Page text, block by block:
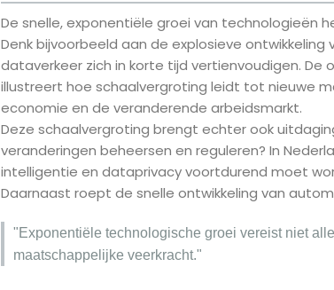
De snelle, exponentiële groei van technologieën
Denk bijvoorbeeld aan de explosieve
dataverkeer zich in korte tijd vertienvoudigen.
illustreert hoe schaalvergroting leidt tot nieuwe
economie en de veranderende arbeidsmarkt.
Deze schaalvergroting brengt echter ook
veranderingen beheersen en reguleren? In
intelligentie en dataprivacy voortdurend moet
Daarnaast roept de snelle ontwikkeling van
"Exponentiële technologische groei vereist niet
maatschappelijke veerkracht."